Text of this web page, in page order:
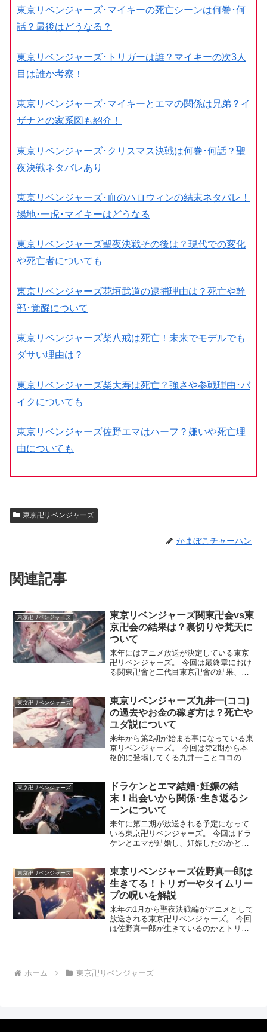
東京リベンジャーズ･マイキーの死亡シーンは何巻･何
話？最後はどうなる？
東京リベンジャーズ･トリガーは誰？マイキーの次3人
目は誰か考察！
東京リベンジャーズ･マイキーとエマの関係は兄弟？イ
ザナとの家系図も紹介！
東京リベンジャーズ･クリスマス決戦は何巻･何話？聖
夜決戦ネタバレあり
東京リベンジャーズ･血のハロウィンの結末ネタバレ！
場地･一虎･マイキーはどうなる
東京リベンジャーズ聖夜決戦その後は？現代での変化
や死亡者についても
東京リベンジャーズ花垣武道の逮捕理由は？死亡や幹
部･覚醒について
東京リベンジャーズ柴八戒は死亡！未来でモデルでも
ダサい理由は？
東京リベンジャーズ柴大寿は死亡？強さや参戦理由･バ
イクについても
東京リベンジャーズ佐野エマはハーフ？嫌いや死亡理
由についても
東京卍リベンジャーズ
かまぼこチャーハン
関連記事
東京卍リベンジャーズ
東京リベンジャーズ関東卍会vs東
京卍会の結果は？裏切りや梵天に
ついて
来年にはアニメ放送が決定している東京
卍リベンジャーズ。 今回は最終章におけ
る関東卍會と二代目東京卍會の結果、裏
とタケミチ率いる二代目東京卍會が雌雄
を決するために激突しま...
東京卍リベンジャーズ
東京リベンジャーズ九井一(ココ)
の過去やお金の稼ぎ方は？死亡や
ユダ説について
来年から第2期が始まる事になっている東
京リベンジャーズ。 今回は第2期から本
格的に登場してくる九井一ことココの過
要な人物として扱われているのです。 何
故重要人物として...
東京卍リベンジャーズ
ドラケンとエマ結婚･妊娠の結
末！出会いから関係･生き返るシ
ーンについて
来年に第二期が放送される予定になって
いる東京卍リベンジャーズ。 今回はドラ
ケンとエマが結婚し、妊娠したのかどう
人は結婚している様子ですが、妊娠した
かどうかは分かりませ...
東京卍リベンジャーズ
東京リベンジャーズ佐野真一郎は
生きてる！トリガーやタイムリー
プの呪いを解説
来年の1月から聖夜決戦編がアニメとして
放送される東京卍リベンジャーズ。 今回
は佐野真一郎が生きているのかとトリガ
ホーム 東京卍リベンジャーズ